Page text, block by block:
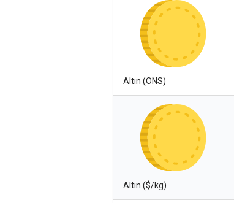
Altın (ONS)
Altın ($/kg)